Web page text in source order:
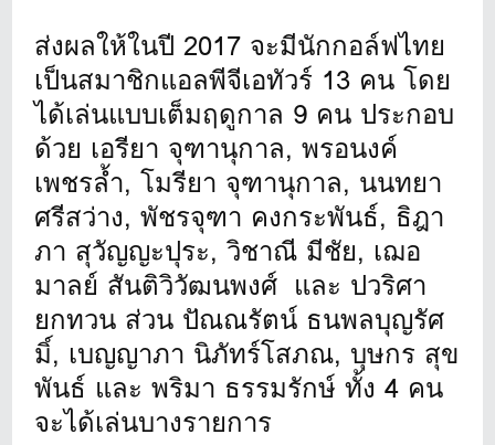
ส่งผลให้ในปี 2017 จะมีนักกอล์ฟไทย
เป็นสมาชิกแอลพีจีเอทัวร์ 13 คน โดย
ได้เล่นแบบเต็มฤดูกาล 9 คน ประกอบ
ด้วย เอรียา จุฑานุกาล, พรอนงค์
เพชรล้ำ, โมรียา จุฑานุกาล, นนทยา
ศรีสว่าง, พัชรจุฑา คงกระพันธ์, ธิฎา
ภา สุวัญญะปุระ, วิชาณี มีชัย, เฌอ
มาลย์ สันติวิวัฒนพงศ์ และ ปวริศา
ยกทวน ส่วน ปัณณรัตน์ ธนพลบุญรัศ
มิ์, เบญญาภา นิภัทร์โสภณ, บุษกร สุข
พันธ์ และ พริมา ธรรมรักษ์ ทั้ง 4 คน
จะได้เล่นบางรายการ